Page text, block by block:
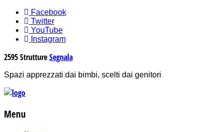
Facebook
Twitter
YouTube
Instagram
2595StruttureSegnala
Spazi apprezzati dai bimbi, scelti dai genitori
Menu